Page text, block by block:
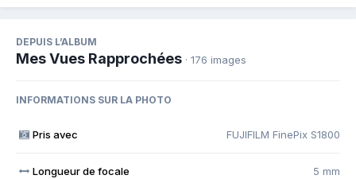
DEPUIS L’ALBUM
Mes Vues Rapprochées · 176 images
INFORMATIONS SUR LA PHOTO
Pris avec FUJIFILM FinePix S1800
Longueur de focale 5 mm